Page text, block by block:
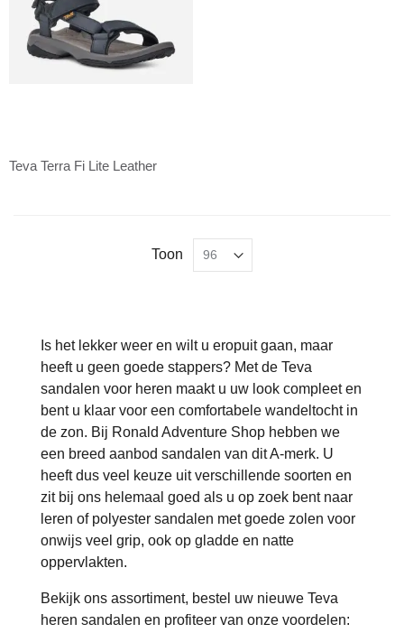
Teva Terra Fi Lite Leather
Toon
Is het lekker weer en wilt u eropuit gaan, maar
heeft u geen goede stappers? Met de Teva
sandalen voor heren maakt u uw look compleet en
bent u klaar voor een comfortabele wandeltocht in
de zon. Bij Ronald Adventure Shop hebben we
een breed aanbod sandalen van dit A-merk. U
heeft dus veel keuze uit verschillende soorten en
zit bij ons helemaal goed als u op zoek bent naar
leren of polyester sandalen met goede zolen voor
onwijs veel grip, ook op gladde en natte
oppervlakten.
Bekijk ons assortiment, bestel uw nieuwe Teva
heren sandalen en profiteer van onze voordelen: